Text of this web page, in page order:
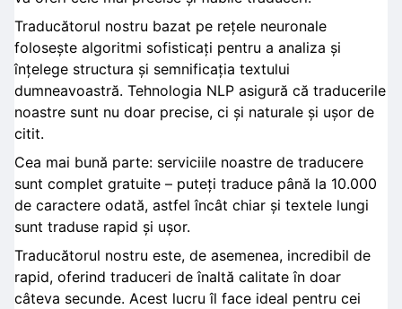
Traducătorul nostru bazat pe rețele neuronale
folosește algoritmi sofisticați pentru a analiza și
înțelege structura și semnificația textului
dumneavoastră. Tehnologia NLP asigură că traducerile
noastre sunt nu doar precise, ci și naturale și ușor de
citit.
Cea mai bună parte: serviciile noastre de traducere
sunt complet gratuite – puteți traduce până la 10.000
de caractere odată, astfel încât chiar și textele lungi
sunt traduse rapid și ușor.
Traducătorul nostru este, de asemenea, incredibil de
rapid, oferind traduceri de înaltă calitate în doar
câteva secunde. Acest lucru îl face ideal pentru cei